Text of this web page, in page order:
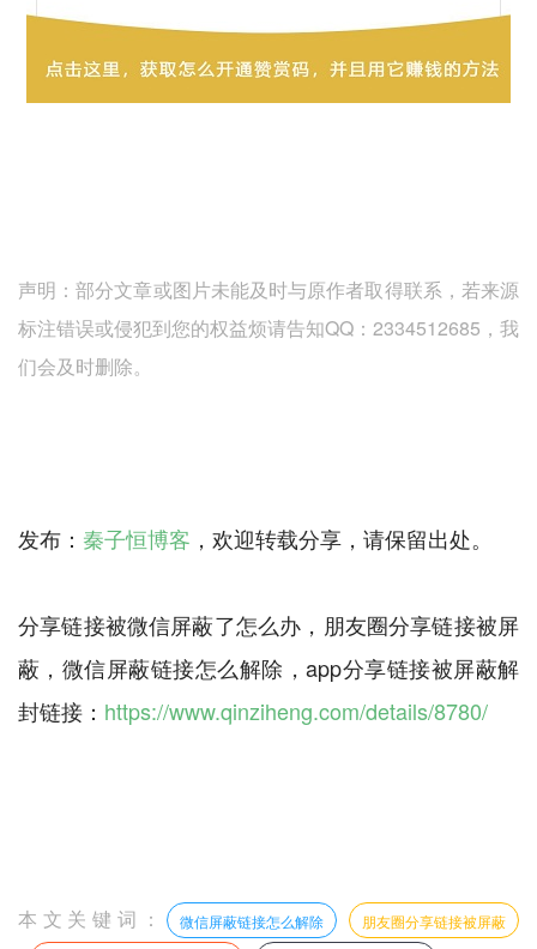
声明：部分文章或图片未能及时与原作者取得联系，若来源
标注错误或侵犯到您的权益烦请告知QQ：2334512685，我
们会及时删除。
发布： 秦子恒博客 ，欢迎转载分享，请保留出处。
分享链接被微信屏蔽了怎么办，朋友圈分享链接被屏
蔽，微信屏蔽链接怎么解除，app分享链接被屏蔽解
封链接： https://www.qinziheng.com/details/8780/
本文关键词： 微信屏蔽链接怎么解除
朋友圈分享链接被屏蔽